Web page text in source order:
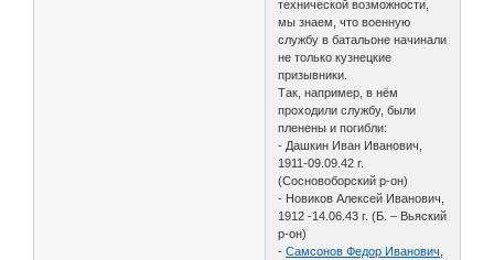
технической возможности,
мы знаем, что военную
службу в батальоне начинали
не только кузнецкие
призывники.
Так, например, в нём
проходили службу, были
пленены и погибли:
- Дашкин Иван Иванович,
1911-09.09.42 г.
(Сосновоборский р-он)
- Новиков Алексей Иванович,
1912 -14.06.43 г. (Б. – Вьяский
р-он)
-Самсонов Федор Иванович